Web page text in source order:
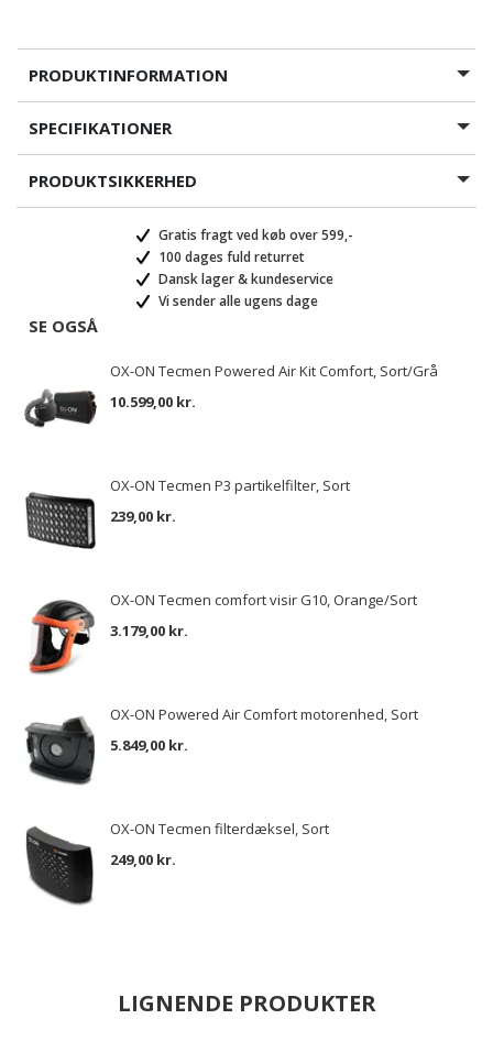
PRODUKTINFORMATION
SPECIFIKATIONER
PRODUKTSIKKERHED
Gratis fragt ved køb over 599,-
100 dages fuld returret
Dansk lager & kundeservice
Vi sender alle ugens dage
SE OGSÅ
OX-ON Tecmen Powered Air Kit Comfort, Sort/Grå
10.599,00 kr.
OX-ON Tecmen P3 partikelfilter, Sort
239,00 kr.
OX-ON Tecmen comfort visir G10, Orange/Sort
3.179,00 kr.
OX-ON Powered Air Comfort motorenhed, Sort
5.849,00 kr.
OX-ON Tecmen filterdæksel, Sort
249,00 kr.
LIGNENDE PRODUKTER